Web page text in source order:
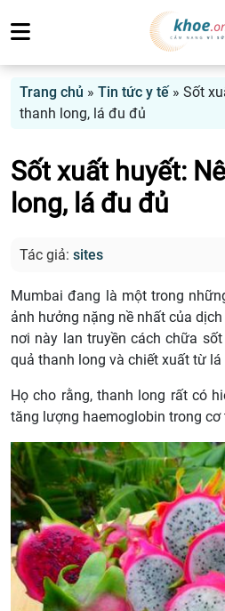
Trang chủ » Tin tức y tế» Sốt
thanh long, lá đu đủ
Sốt xuất huyết:
long, lá đu đủ
Tác giả: sites
Mumbai đang là một trong
ảnh hưởng nặng nề nhất của
nơi này lan truyền cách chữa
quả thanh long và chiết xuất từ lá
Họ cho rằng, thanh long rất có
tăng lượng haemoglobin trong